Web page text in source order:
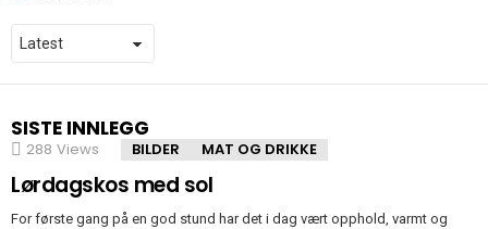
SISTE INNLEGG
288 Views BILDER MAT OG DRIKKE
Lørdagskos med sol
For første gang på en god stund har det i dag vært opphold, varmt og